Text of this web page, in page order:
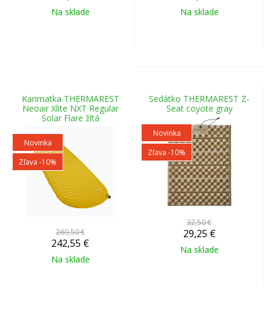
Na sklade Na sklade
Karimatka THERMAREST
Neoair Xlite NXT Regular
Solar Flare žltá
Novinka
Zľava -10%
269,50 €
242,55 €
Na sklade
Sedátko THERMAREST Z-
Seat coyote gray
Novinka
Zľava -10%
32,50 €
29,25 €
Na sklade